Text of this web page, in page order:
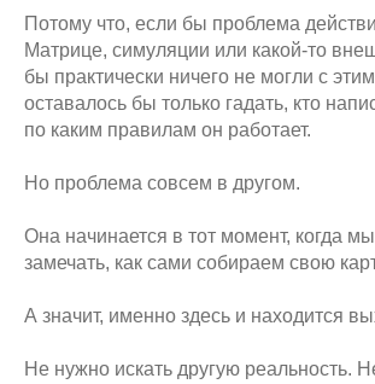
Потому что, если бы проблема
Матрице, симуляции или какой-то
бы практически ничего не могли с
оставалось бы только гадать, кто
по каким правилам он работает.
Но проблема совсем в другом.
Она начинается в тот момент, когда
замечать, как сами собираем свою
А значит, именно здесь и находится
Не нужно искать другую реальность.